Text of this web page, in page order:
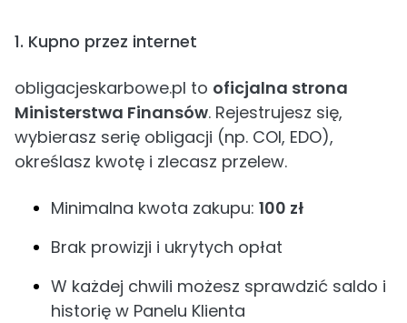
1. Kupno przez internet
obligacjeskarbowe.pl to oficjalna strona
Ministerstwa Finansów. Rejestrujesz się,
wybierasz serię obligacji (np. COI, EDO),
określasz kwotę i zlecasz przelew.
Minimalna kwota zakupu: 100 zł
Brak prowizji i ukrytych opłat
W każdej chwili możesz sprawdzić saldo i
historię w Panelu Klienta